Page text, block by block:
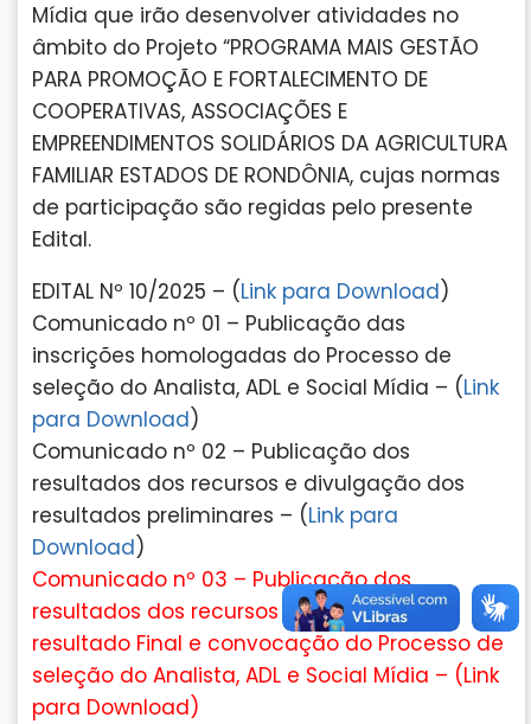
Mídia que irão desenvolver atividades no
âmbito do Projeto “PROGRAMA MAIS GESTÃO
PARA PROMOÇÃO E FORTALECIMENTO DE
COOPERATIVAS, ASSOCIAÇÕES E
EMPREENDIMENTOS SOLIDÁRIOS DA AGRICULTURA
FAMILIAR ESTADOS DE RONDÔNIA, cujas normas
de participação são regidas pelo presente
Edital.
EDITAL Nº 10/2025 – (Link para Download)
Comunicado nº 01 – Publicação das
inscrições homologadas do Processo de
seleção do Analista, ADL e Social Mídia – (Link
para Download)
Comunicado nº 02 – Publicação dos
resultados dos recursos e divulgação dos
resultados preliminares – (Link para
Download)
Comunicado nº 03 – Publicação dos
resultados dos recursos e divulgação do
resultado Final e convocação do Processo de
seleção do Analista, ADL e Social Mídia – (Link
para Download)